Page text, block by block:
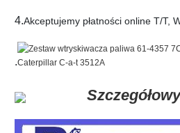
4.Akceptujemy płatności online T/T,
.